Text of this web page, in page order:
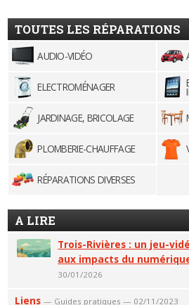
TOUTES LES RÉPARATIONS
AUDIO-VIDÉO
ELECTROMÉNAGER
JARDINAGE, BRICOLAGE
PLOMBERIE-CHAUFFAGE
RÉPARATIONS DIVERSES
A LIRE
Trois-Rivières : un jeu-
aux impacts du
30/01/2026
Liens — Guides pratiques — 02/11/2023